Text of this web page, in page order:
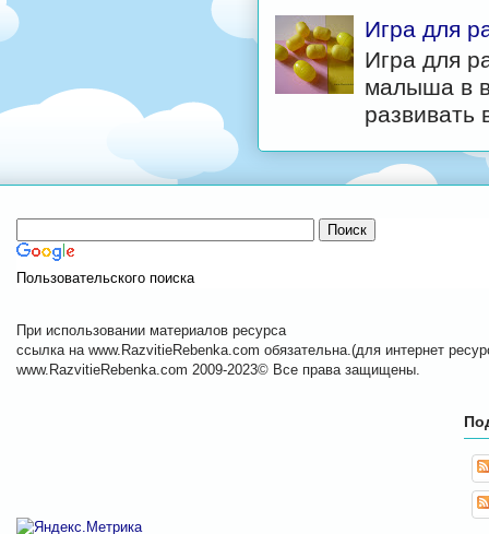
Игра для
Игра для
малыша в
развивать
Пользовательского поиска
При использовании материалов ресурса
ссылка на www.RazvitieRebenka.com обязательна.(для интернет
www.RazvitieRebenka.com 2009-2023© Все права защищены.